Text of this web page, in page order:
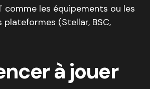
comme les équipements ou les
(Stellar, BSC,
à jouer